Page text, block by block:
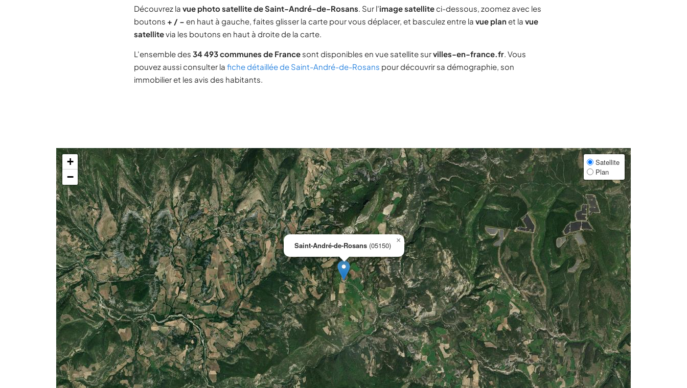
Découvrez la vue photo satellite de Saint-André-de-Rosans. Sur l'image satelliteci-dessous, zoomez avec les
boutons + / − en haut à gauche, faites glisser la carte pour vous déplacer, et basculez entre la vue planet la vue
satellitevia les boutons en haut à droite de la carte.
L'ensemble des 34 493 communes de France sont disponibles en vue satellite survilles-en-france.fr. Vous
pouvez aussi consulter la fiche détaillée de Saint-André-de-Rosans pour découvrir sa démographie, son
immobilier et les avis des habitants.
Saint-André-de-Rosans (05150)
×
+
−
Satellite
Plan